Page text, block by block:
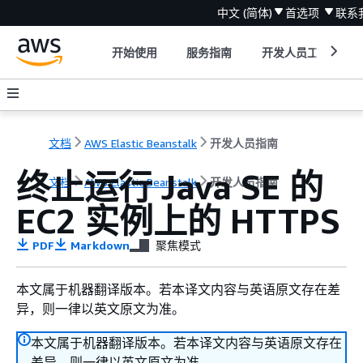
中文 (简体) 首选项 联系
开始使用 服务指南 开发人员工具
文档 AWS Elastic Beanstalk 开发人员指南
文档 AWS Elastic Beanstalk 开发人员指南
终止运行 Java SE 的
EC2 实例上的 HTTPS
PDF Markdown 聚焦模式
本文属于机器翻译版本。若本译文内容与英语原文存在差
异，则一律以英文原文为准。
本文属于机器翻译版本。若本译文内容与英语原文存在